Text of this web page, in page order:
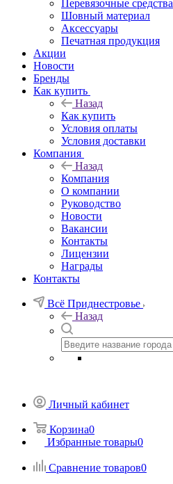
Перевязочные средства
Шовный материал
Аксессуары
Печатная продукция
Акции
Новости
Бренды
Как купить
Назад
Как купить
Условия оплаты
Условия доставки
Компания
Назад
Компания
О компании
Руководство
Новости
Вакансии
Контакты
Лицензии
Награды
Контакты
Всё Приднестровье
Назад
Личный кабинет
Корзина0
Избранные товары0
Сравнение товаров0